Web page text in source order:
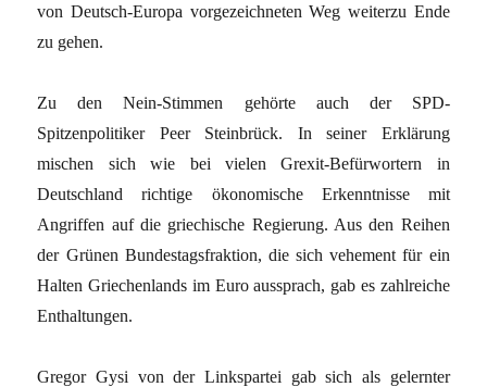
von Deutsch-Europa vorgezeichneten Weg weiterzu Ende
zu gehen.
Zu den Nein-Stimmen gehörte auch der SPD-
Spitzenpolitiker Peer Steinbrück. In seiner Erklärung
mischen sich wie bei vielen Grexit-Befürwortern in
Deutschland richtige ökonomische Erkenntnisse mit
Angriffen auf die griechische Regierung. Aus den Reihen
der Grünen Bundestagsfraktion, die sich vehement für ein
Halten Griechenlands im Euro aussprach, gab es zahlreiche
Enthaltungen.
Gregor Gysi von der Linkspartei gab sich als gelernter